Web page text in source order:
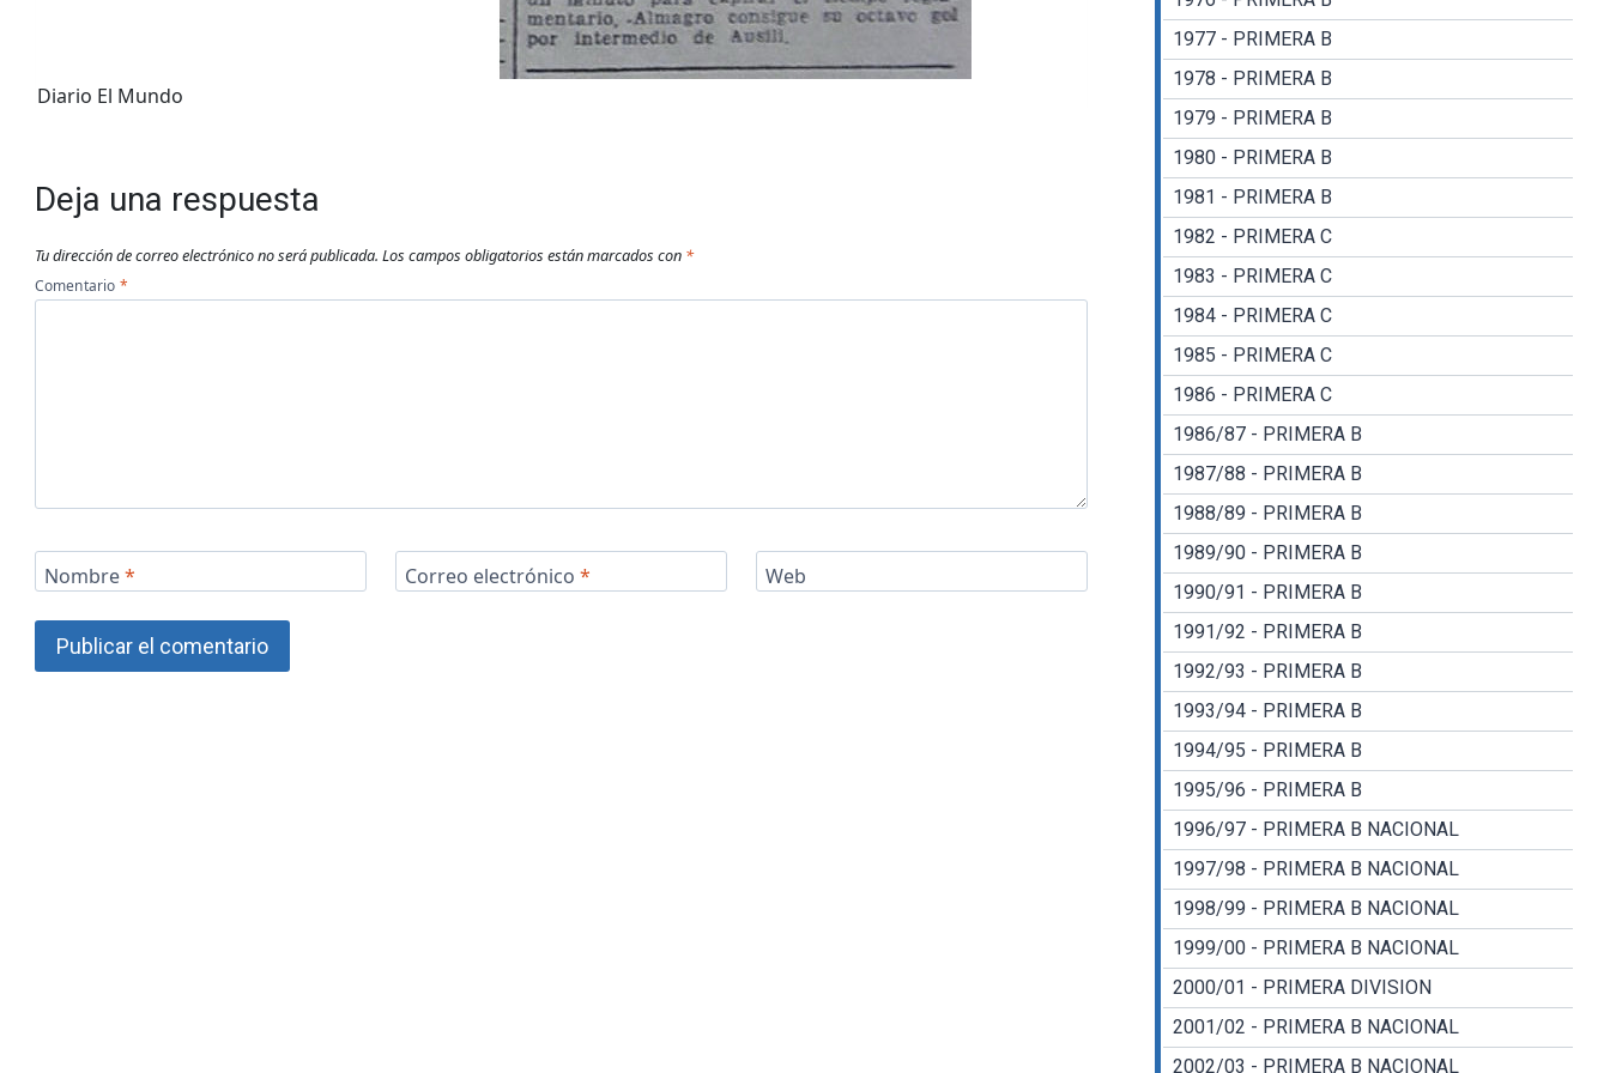
Diario El Mundo
Deja una respuesta
Tu dirección de correo electrónico no será publicada. Los campos obligatorios están marcados con *
Comentario *
Nombre* Correo electrónico * Web
1977 - PRIMERA B
1978 - PRIMERA B
1979 - PRIMERA B
1980 - PRIMERA B
1981 - PRIMERA B
1982 - PRIMERA C
1983 - PRIMERA C
1984 - PRIMERA C
1985 - PRIMERA C
1986 - PRIMERA C
1986/87 - PRIMERA B
1987/88 - PRIMERA B
1988/89 - PRIMERA B
1989/90 - PRIMERA B
1990/91 - PRIMERA B
1991/92 - PRIMERA B
1992/93 - PRIMERA B
1993/94 - PRIMERA B
1994/95 - PRIMERA B
1995/96 - PRIMERA B
1996/97 - PRIMERA B NACIONAL
1997/98 - PRIMERA B NACIONAL
1998/99 - PRIMERA B NACIONAL
1999/00 - PRIMERA B NACIONAL
2000/01 - PRIMERA DIVISION
2001/02 - PRIMERA B NACIONAL
2002/03 - PRIMERA B NACIONAL